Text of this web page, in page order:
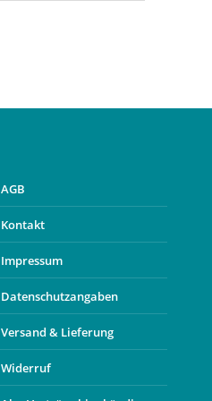
AGB
Kontakt
Impressum
Datenschutzangaben
Versand & Lieferung
Widerruf